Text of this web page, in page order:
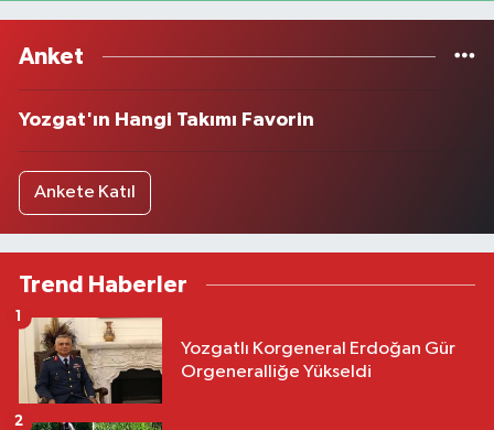
Anket
Yozgat'ın Hangi Takımı Favorin
Ankete Katıl
Trend Haberler
Yozgatlı Korgeneral Erdoğan Gür
Orgeneralliğe Yükseldi
1
2